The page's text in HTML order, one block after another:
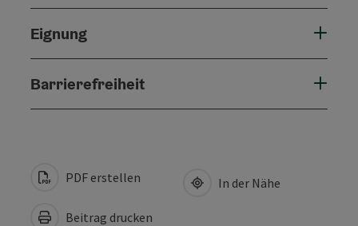
Eignung
Barrierefreiheit
PDF erstellen
Beitrag drucken
In der Nähe